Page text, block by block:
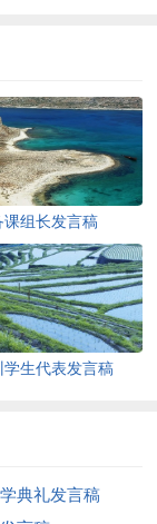
课组长发言稿
学生代表发言稿
典礼发言稿